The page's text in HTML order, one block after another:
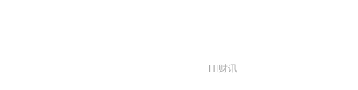
HI财讯